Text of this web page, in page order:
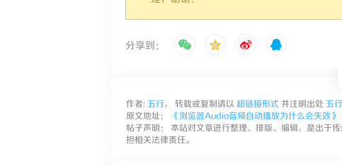
分享到：
作者: 五行， 转载或复制请以 超链接形式 并注明出处 五
原文地址：
《浏览器Audio音频自动播放为什么会失效》
帖子声明： 本站对文章进行整理、排版、编辑，是出于
担相关法律责任。